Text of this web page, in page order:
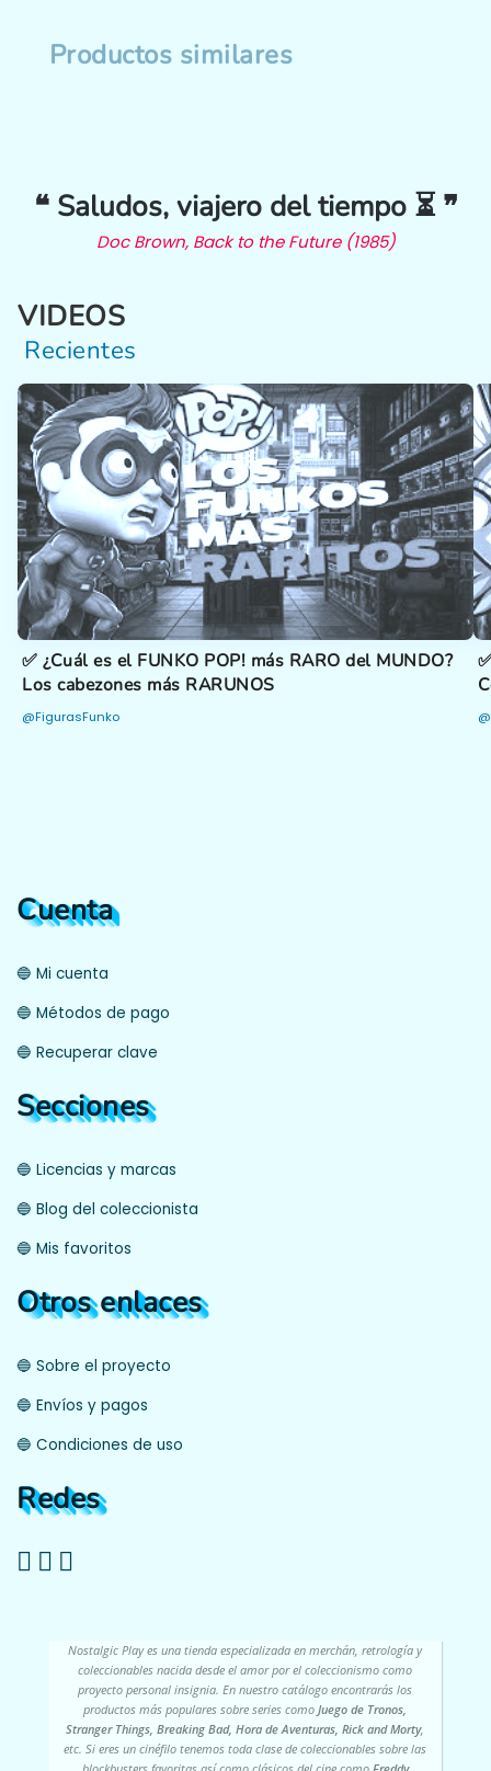
Productos similares
❝ Saludos, viajero del tiempo ⏳ ❞
Doc Brown, Back to the Future (1985)
VIDEOS
Recientes
✅ ¿Cuál es el FUNKO POP! más RARO del MUNDO?
Los cabezones más RARUNOS
@FigurasFunko
Cuenta
🔵 Mi cuenta
🔵 Métodos de pago
🔵 Recuperar clave
Secciones
🔵 Licencias y marcas
🔵 Blog del coleccionista
🔵 Mis favoritos
Otros enlaces
🔵 Sobre el proyecto
🔵 Envíos y pagos
🔵 Condiciones de uso
Redes
Nostalgic Play es una tienda especializada en merchán, retrología y
coleccionables nacida desde el amor por el coleccionismo como
proyecto personal insignia. En nuestro catálogo encontrarás los
productos más populares sobre series comoJuego de Tronos,
Stranger Things, Breaking Bad, Hora de Aventuras, Rick and Morty,
etc. Si eres un cinéfilo tenemos toda clase de coleccionables sobre las